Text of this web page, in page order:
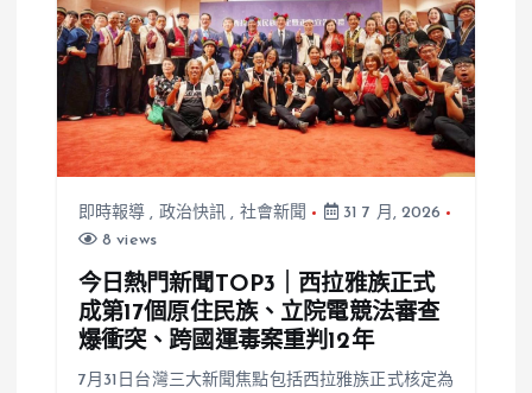
即時報導 , 政治快訊 , 社會新聞
31 7 月, 2026
8 views
今日熱門新聞TOP3｜西拉雅族正式
成第17個原住民族、立院電競法審查
爆衝突、跨國運毒案重判12年
7月31日台灣三大新聞焦點包括西拉雅族正式核定為